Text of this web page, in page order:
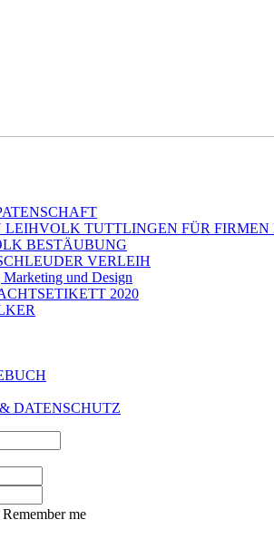
LEIHVOLK TUTTLINGEN FÜR FIRMEN
BESTÄUBUNG
VERLEIH
Marketing und Design
2020
DATENSCHUTZ
Remember me